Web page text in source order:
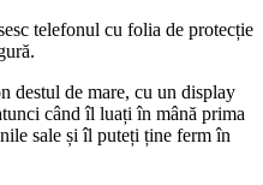
telefonul cu folia de protecție
destul de mare, cu un display
când îl luați în mână prima
sale și îl puteți ține ferm în